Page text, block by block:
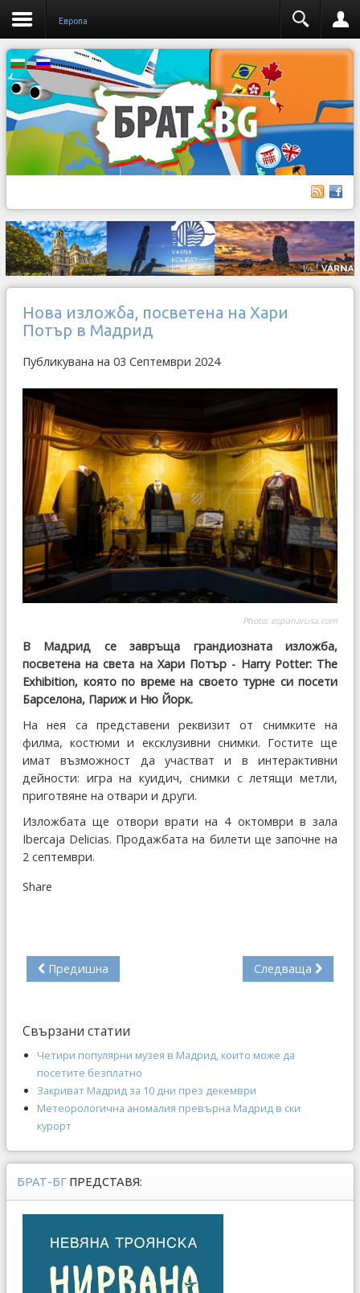
Европа
Нова изложба, посветена на Хари
Потър в Мадрид
Публикувана на 03 Септември 2024
Photo: espanarusa.com
В Мадрид се завръща грандиозната изложба,
посветена на света на Хари Потър - Harry Potter: The
Exhibition, която по време на своето турне си посети
Барселона, Париж и Ню Йорк.
На нея са представени реквизит от снимките на
филма, костюми и ексклузивни снимки. Гостите ще
имат възможност да участват и в интерактивни
дейности: игра на куидич, снимки с летящи метли,
приготвяне на отвари и други.
Изложбата ще отвори врати на 4 октомври в зала
Ibercaja Delicias. Продажбата на билети ще започне на
2 септември.
Share
Предишна Следваща
Свързани статии
Четири популярни музея в Мадрид, които може да
посетите безплатно
Закриват Мадрид за 10 дни през декември
Метеорологична аномалия превърна Мадрид в ски
курорт
БРАТ-БГ ПРЕДСТАВЯ: